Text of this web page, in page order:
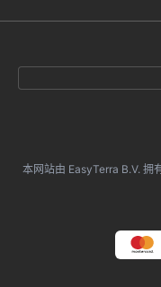
本网站由 EasyTerra B.V. 拥